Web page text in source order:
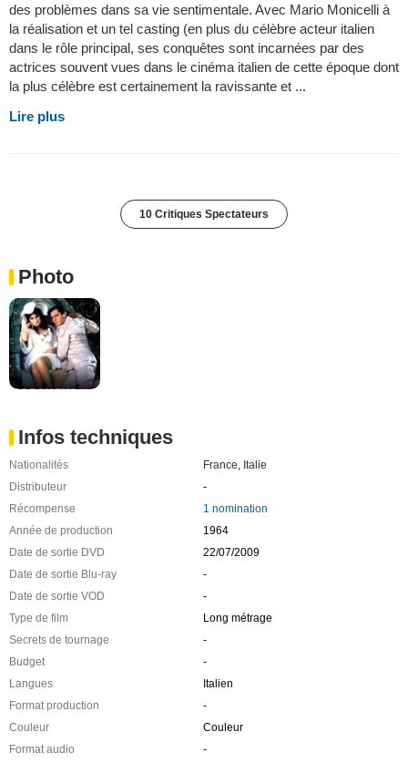
des problèmes dans sa vie sentimentale. Avec Mario Monicelli à
la réalisation et un tel casting (en plus du célèbre acteur italien
dans le rôle principal, ses conquêtes sont incarnées par des
actrices souvent vues dans le cinéma italien de cette époque dont
la plus célèbre est certainement la ravissante et ...
Lire plus
10 Critiques Spectateurs
Photo
Infos techniques
Nationalités France Italie
Distributeur
-
Récompense
1 nomination
Année de production
1964
Date de sortie DVD
22/07/2009
Date de sortie Blu-ray
-
Date de sortie VOD
-
Type de film
Long métrage
Secrets de tournage
-
Budget
-
Langues
Italien
Format production
-
Couleur
Couleur
Format audio
-